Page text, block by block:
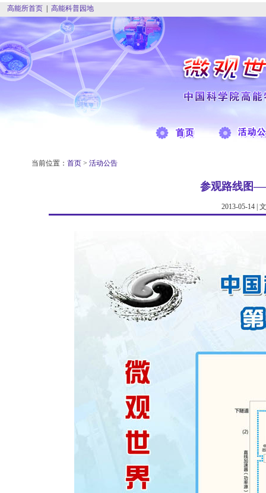
高能所首页 高能科普园地
当前位置： 首页 > 活动公告
参观路线图
2013-05-14 |